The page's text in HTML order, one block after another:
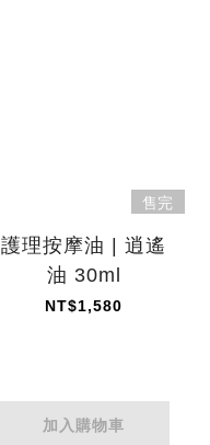
售完
護理按摩油 | 逍遙
油 30ml
NT$1,580
加入購物車